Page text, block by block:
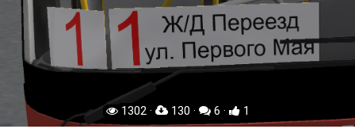
1302 · 130 · 6 · 1